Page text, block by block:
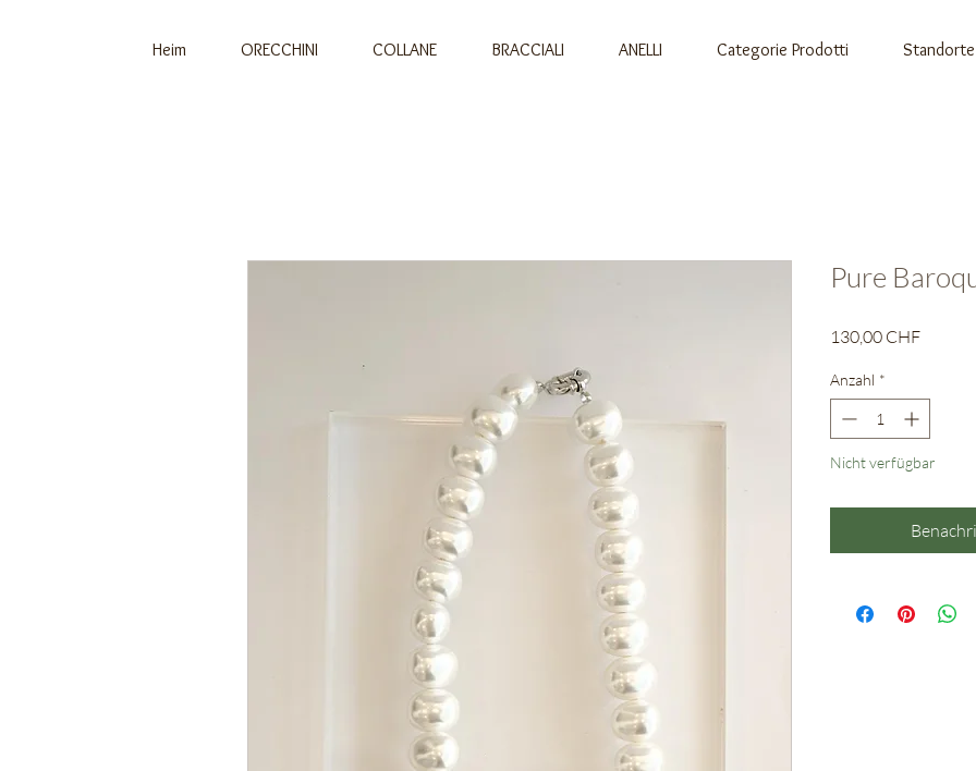
Heim ORECCHINI COLLANE BRACCIALI ANELLI Categorie Prodotti Standorte
Pure
130,00 CHFPreis
Anzahl *
Nicht verfügbar